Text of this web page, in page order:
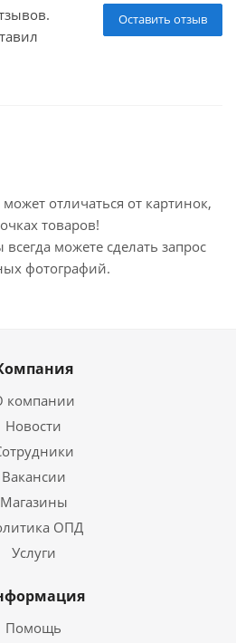
Оставить отзыв
отличаться от картинок,
товаров!
можете сделать запрос
фотографий.
компании
Новости
Вакансии
Магазины
ОПД
Услуги
Помощь